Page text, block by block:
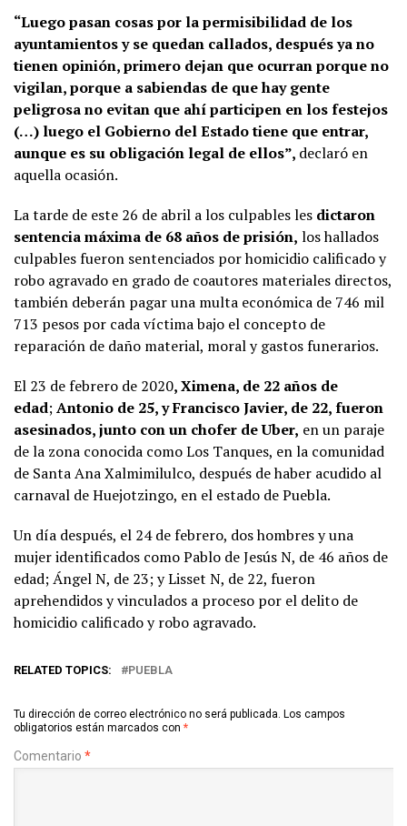
“Luego pasan cosas por la permisibilidad de los
ayuntamientos y se quedan callados, después ya no
tienen opinión, primero dejan que ocurran porque no
vigilan, porque a sabiendas de que hay gente
peligrosa no evitan que ahí participen en los festejos
(…) luego el Gobierno del Estado tiene que entrar,
aunque es su obligación legal de ellos”, declaró en
aquella ocasión.
La tarde de este 26 de abril a los culpables les dictaron
sentencia máxima de 68 años de prisión, los hallados
culpables fueron sentenciados por homicidio calificado y
robo agravado en grado de coautores materiales directos,
también deberán pagar una multa económica de 746 mil
713 pesos por cada víctima bajo el concepto de
reparación de daño material, moral y gastos funerarios.
El 23 de febrero de 2020, Ximena, de 22 años de
edad;Antonio de 25, y Francisco Javier, de 22, fueron
asesinados, junto con un chofer de Uber, en un paraje
de la zona conocida como Los Tanques, en la comunidad
de Santa Ana Xalmimilulco, después de haber acudido al
carnaval de Huejotzingo, en el estado de Puebla.
Un día después, el 24 de febrero, dos hombres y una
mujer identificados como Pablo de Jesús N, de 46 años de
edad; Ángel N, de 23; y Lisset N, de 22, fueron
aprehendidos y vinculados a proceso por el delito de
homicidio calificado y robo agravado.
RELATED TOPICS: PUEBLA
Tu dirección de correo electrónico no será publicada. Los campos
obligatorios están marcados con *
Comentario *